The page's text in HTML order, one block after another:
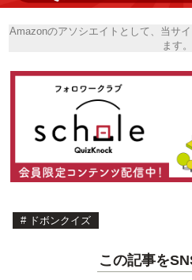
Amazonのアソシエイトとして、当サ
ます。
# ドボンクイズ
この記事を